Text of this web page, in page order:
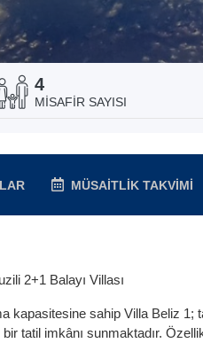
4
MISAFIR SAYISI
MÜSAITLIK TAKVIMI
2+1 Balayı Villası
kapasitesine sahip Villa Beliz 1;
tatil imkânı sunmaktadır.